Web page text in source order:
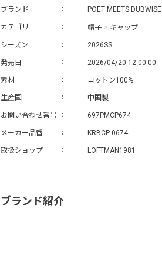
ブランド POET MEETS DUBWISE
カテゴリ 帽子 > キャップ
シーズン 2026SS
発売日 2026/04/20 12:00:00
素材 コットン100%
生産国 中国製
お問い合わせ番号 697PMCP674
メーカー品番 KRBCP-0674
取扱ショップ LOFTMAN1981
ブランド紹介